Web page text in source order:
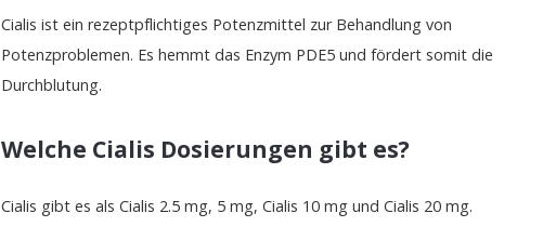
Cialis ist ein rezeptpflichtiges Potenzmittel zur Behandlung von
Potenzproblemen. Es hemmt das Enzym PDE5 und fördert somit die
Durchblutung.
Welche Cialis Dosierungen gibt es?
Cialis gibt es als Cialis 2.5 mg, 5 mg, Cialis 10 mg und Cialis 20 mg.